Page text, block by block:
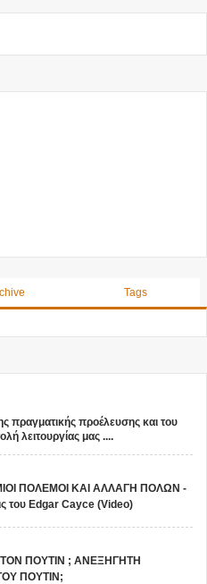
Tags
πραγματικής προέλευσης και του
λειτουργίας μας ....
ΠΟΛΕΜΟΙ ΚΑΙ ΑΛΛΑΓΗ ΠΟΛΩΝ -
του Edgar Cayce (Video)
ΠΟΥΤΙΝ ; ΑΝΕΞΗΓΗΤΗ
ΠΟΥΤΙΝ;